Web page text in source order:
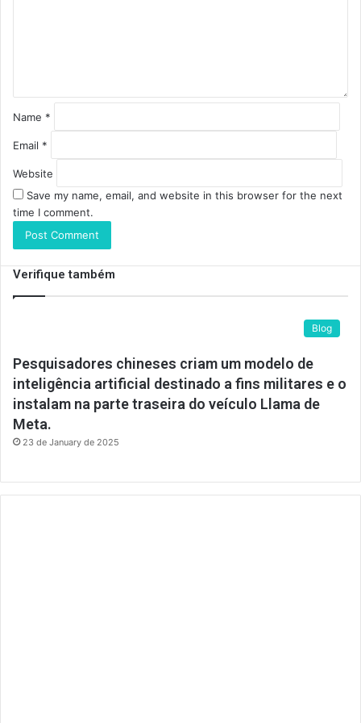
Name *
Email *
Website
Save my name, email, and website in this browser for the next
time I comment.
Verifique também
Blog
Pesquisadores chineses criam um modelo de
inteligência artificial destinado a fins militares e o
instalam na parte traseira do veículo Llama de
Meta.
23 de January de 2025